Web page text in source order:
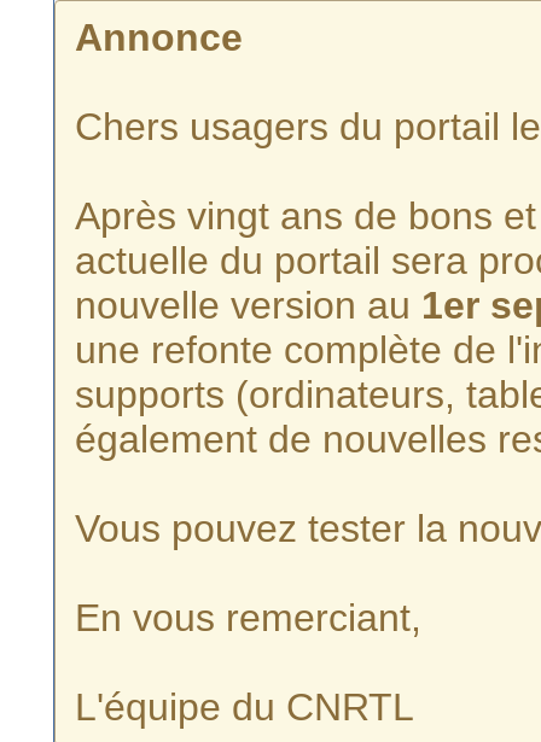
Annonce
Chers usagers du portail
Après vingt ans de bons
actuelle du portail sera
nouvelle version au 1er
une refonte complète de
supports (ordinateurs,
également de nouvelles
Vous pouvez tester la
En vous remerciant,
L'équipe du CNRTL